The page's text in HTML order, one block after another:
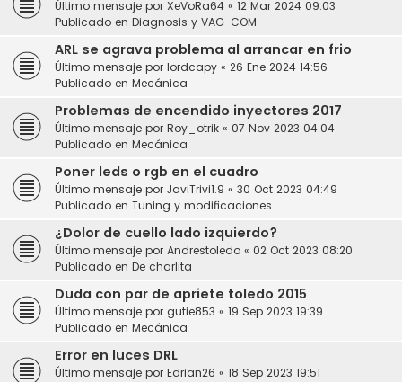
Último mensaje por XeVoRa64 « 12 Mar 2024 09:03
Publicado en Diagnosis y VAG-COM
ARL se agrava problema al arrancar en frio
Último mensaje por lordcapy « 26 Ene 2024 14:56
Publicado en Mecánica
Problemas de encendido inyectores 2017
Último mensaje por Roy_otrik « 07 Nov 2023 04:04
Publicado en Mecánica
Poner leds o rgb en el cuadro
Último mensaje por JaviTrivi1.9 « 30 Oct 2023 04:49
Publicado en Tuning y modificaciones
¿Dolor de cuello lado izquierdo?
Último mensaje por Andrestoledo « 02 Oct 2023 08:20
Publicado en De charlita
Duda con par de apriete toledo 2015
Último mensaje por gutie853 « 19 Sep 2023 19:39
Publicado en Mecánica
Error en luces DRL
Último mensaje por Edrian26 « 18 Sep 2023 19:51